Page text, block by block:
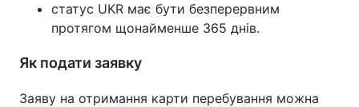
статус UKR має бути безперервним
протягом щонайменше 365 днів.
Як подати заявку
Заяву на отримання карти перебування можна